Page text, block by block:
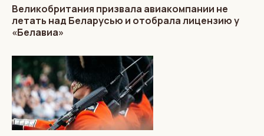
Великобритания призвала авиакомпании не
летать над Беларусью и отобрала лицензию у
«Белавиа»